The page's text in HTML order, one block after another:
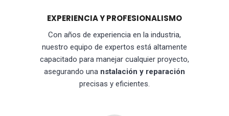
EXPERIENCIA Y PROFESIONALISMO
Con años de experiencia en la industria,
nuestro equipo de expertos está altamente
capacitado para manejar cualquier proyecto,
asegurando una nstalación y reparación
precisas y eficientes.